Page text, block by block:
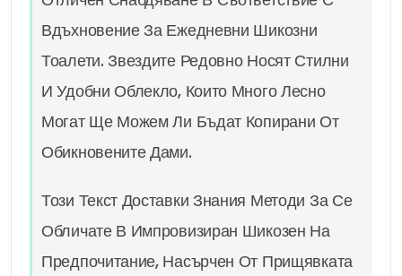
Вдъхновение За Ежедневни Шикозни
Тоалети. Звездите Редовно Носят Стилни
И Удобни Облекло, Които Много Лесно
Могат Ще Можем Ли Бъдат Копирани От
Обикновените Дами.
Този Текст Доставки Знания Методи За Се
Обличате В Импровизиран Шикозен На
Предпочитание, Насърчен От Прищявката